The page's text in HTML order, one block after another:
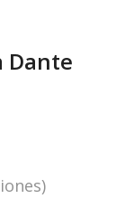
Dante